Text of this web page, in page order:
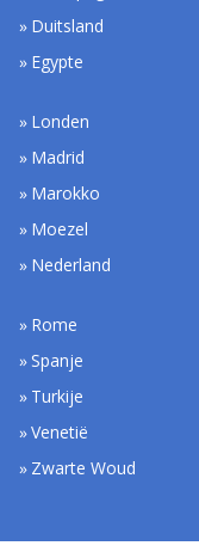
Duitsland
Egypte
Londen
Madrid
Marokko
Moezel
Nederland
Rome
Spanje
Turkije
Venetië
Zwarte Woud